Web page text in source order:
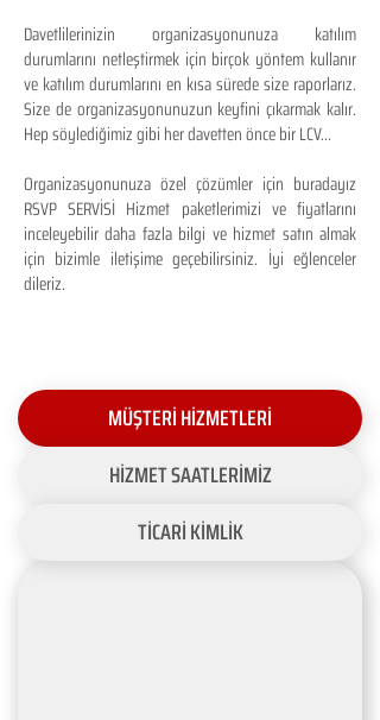
Davetlilerinizin organizasyonunuza katılım
durumlarını netleştirmek için birçok yöntem kullanır
ve katılım durumlarını en kısa sürede size raporlarız.
Size de organizasyonunuzun keyfini çıkarmak kalır.
Hep söylediğimiz gibi her davetten önce bir LCV...
Organizasyonunuza özel çözümler için buradayız
RSVP SERVİSİ Hizmet paketlerimizi ve fiyatlarını
inceleyebilir daha fazla bilgi ve hizmet satın almak
için bizimle iletişime geçebilirsiniz. İyi eğlenceler
dileriz.
MÜŞTERİ HİZMETLERİ
HİZMET SAATLERİMİZ
TİCARİ KİMLİK